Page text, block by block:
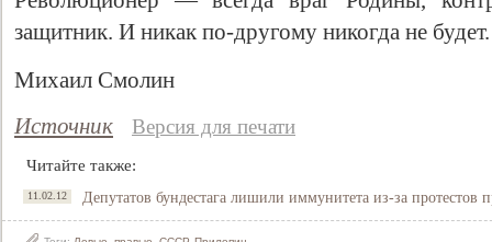
защитник. И никак по-другому никогда не будет.
Михаил Смолин
Источник
Версия для печати
Читайте также:
11.02.12 Депутатов бундестага лишили иммунитета из-за протестов